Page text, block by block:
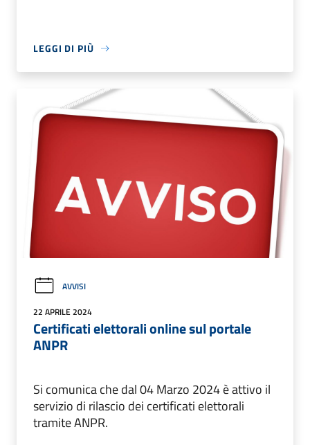
LEGGI DI PIÙ
AVVISI
22 APRILE 2024
Certificati elettorali online sul portale
ANPR
Si comunica che dal 04 Marzo 2024 è attivo il
servizio di rilascio dei certificati elettorali
tramite ANPR.